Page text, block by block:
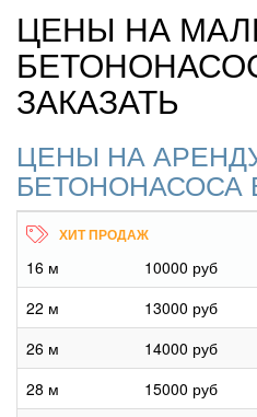
ЦЕНЫ НА
ЗАКАЗАТЬ
ЦЕНЫ НА
БЕТОНОНАСОСА
16 м 10000 руб
22 м
13000 руб
26 м
14000 руб
28 м
15000 руб